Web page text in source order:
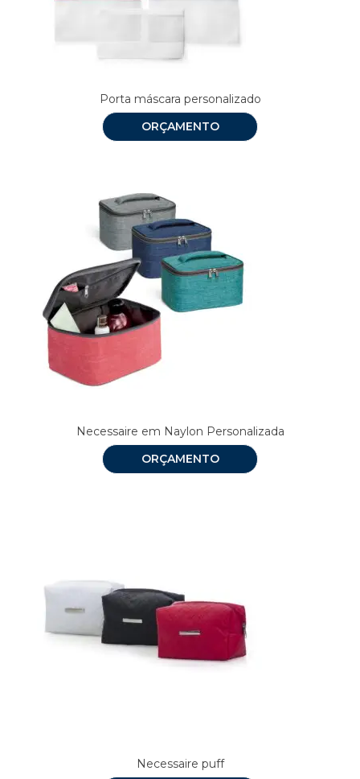
Porta máscara personalizado
ORÇAMENTO
Necessaire em Naylon Personalizada
ORÇAMENTO
Necessaire puff